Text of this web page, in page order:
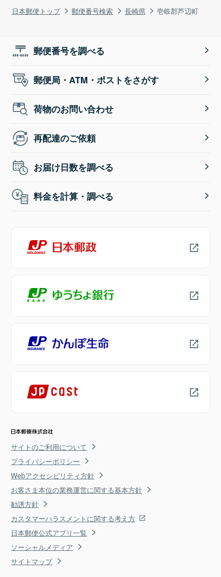
日本郵便トップ 郵便番号検索 長崎県 壱岐郡芦辺町
郵便番号を調べる
郵便局・ATM・ポストをさがす
荷物のお問い合わせ
再配達のご依頼
お届け日数を調べる
料金を計算・調べる
サイトのご利用について
プライバシーポリシー
Webアクセシビリティ方針
お客さま本位の業務運営に関する基本方針
勧誘方針
カスタマーハラスメントに関する考え方
日本郵便公式アプリ一覧
ソーシャルメディア
サイトマップ